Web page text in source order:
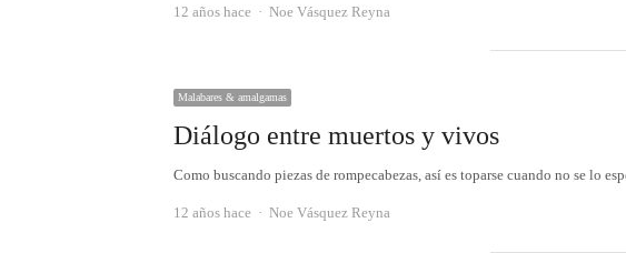
12 años hace Autor
Noe Vásquez Reyna
Malabares & amalgamas
Diálogo entre muertos y vivos
Como buscando piezas de rompecabezas, así es toparse cuando no se lo
12 años hace Autor
Noe Vásquez Reyna